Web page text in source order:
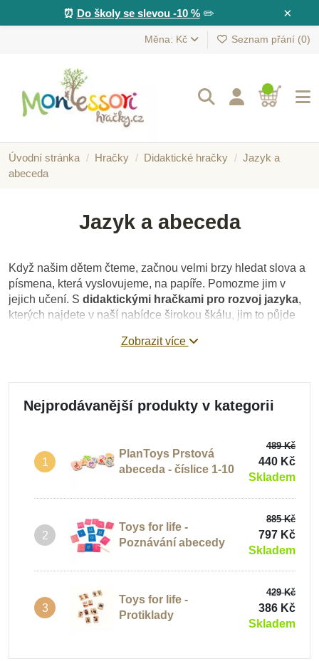
×
⏰ Do školy se slevou -10 %✏️
Měna: Kč Seznam přání (0)
Úvodní stránka Hračky Didaktické hračky
Jazyk a
abeceda
Jazyk a abeceda
Když našim dětem čteme, začnou velmi brzy hledat slova a
písmena, která vyslovujeme, na papíře. Pomozme jim v
jejich učení. S didaktickými hračkami pro rozvoj jazyka,
kterých najdete v naší nabídce širokou škálu, jim to půjde
abecedy, první slova, věty. Pro starší děti
Zobrazit více
Nejprodávanější produkty v kategorii
1
PlanToys Prstová
abeceda - číslice 1-10
489 Kč
440 Kč
Skladem
2
Toys for life -
Poznávání abecedy
885 Kč
797 Kč
Skladem
3
Toys for life -
Protiklady
429 Kč
386 Kč
Skladem